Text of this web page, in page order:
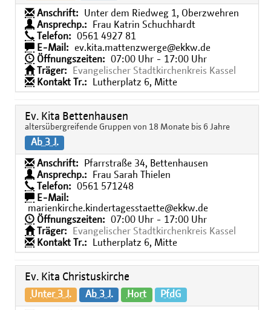
Anschrift:
Unter dem Riedweg 1, Oberzwehren
Ansprechp.:
Frau Katrin Schuchhardt
Telefon:
0561 4927 81
E-Mail:
ev.kita.mattenzwerge@ekkw.de
Öffnungszeiten:
07:00 Uhr - 17:00 Uhr
Träger:
Evangelischer Stadtkirchenkreis Kassel
Kontakt Tr.:
Lutherplatz 6, Mitte
Ev. Kita Bettenhausen
altersübergreifende Gruppen von 18 Monate bis 6 Jahre
Ab 3 J.
Anschrift:
Pfarrstraße 34, Bettenhausen
Ansprechp.:
Frau Sarah Thielen
Telefon:
0561 571248
E-Mail:
marienkirche.kindertagesstaette@ekkw.de
Öffnungszeiten:
07:00 Uhr - 17:00 Uhr
Träger:
Evangelischer Stadtkirchenkreis Kassel
Kontakt Tr.:
Lutherplatz 6, Mitte
Ev. Kita Christuskirche
Unter 3 J. Ab 3 J. Hort PfdG